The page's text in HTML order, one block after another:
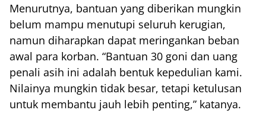
Menurutnya, bantuan yang diberikan mungkin
belum mampu menutupi seluruh kerugian,
namun diharapkan dapat meringankan beban
awal para korban. “Bantuan 30 goni dan uang
penali asih ini adalah bentuk kepedulian kami.
Nilainya mungkin tidak besar, tetapi ketulusan
untuk membantu jauh lebih penting,” katanya.